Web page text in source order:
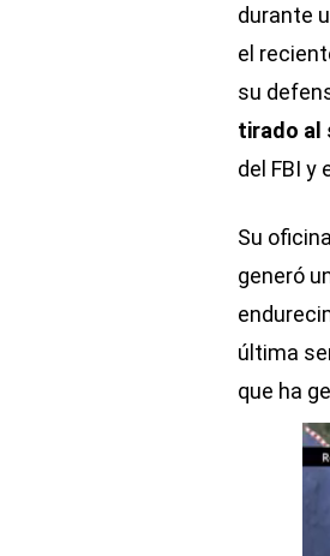
durante
el
su
tirado al
del FBI y
Su
generó
última
que ha